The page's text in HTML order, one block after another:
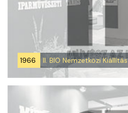
1966 II. BIO Nemzetközi Kiállítás